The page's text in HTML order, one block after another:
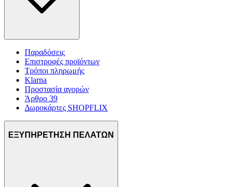
Παραδόσεις
Επιστροφές προϊόντων
Τρόποι πληρωμής
Klarna
Προστασία αγορών
Άρθρο 39
Δωροκάρτες SHOPFLIX
ΕΞΥΠΗΡΕΤΗΣΗ ΠΕΛΑΤΩΝ